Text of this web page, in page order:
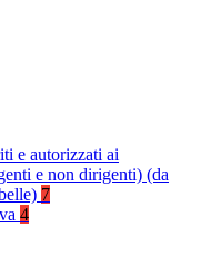
e autorizzati ai
e non dirigenti) (da
7
4